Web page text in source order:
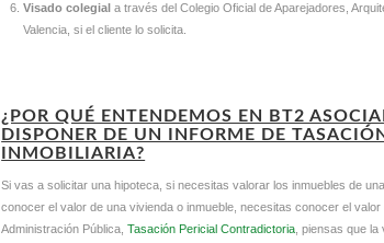
Visado colegiala través del Colegio Oficial de Aparejadores,
Valencia, si el cliente lo solicita.
¿POR QUÉ ENTENDEMOS EN BT2
DISPONER DE UN INFORME DE
INMOBILIARIA?
Si vas a solicitar una hipoteca, si necesitas valorar los inmuebles de
conocer el valor de una vivienda o inmueble, necesitas conocer el
Administración Pública,Tasación Pericial Contradictoria , piensas que